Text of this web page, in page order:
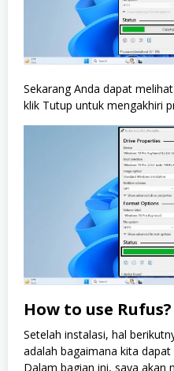
Sekarang Anda dapat
klik Tutup untuk mengakhiri
How to use Rufus?
Setelah instalasi, hal
adalah bagaimana kita
Dalam bagian ini, saya akan